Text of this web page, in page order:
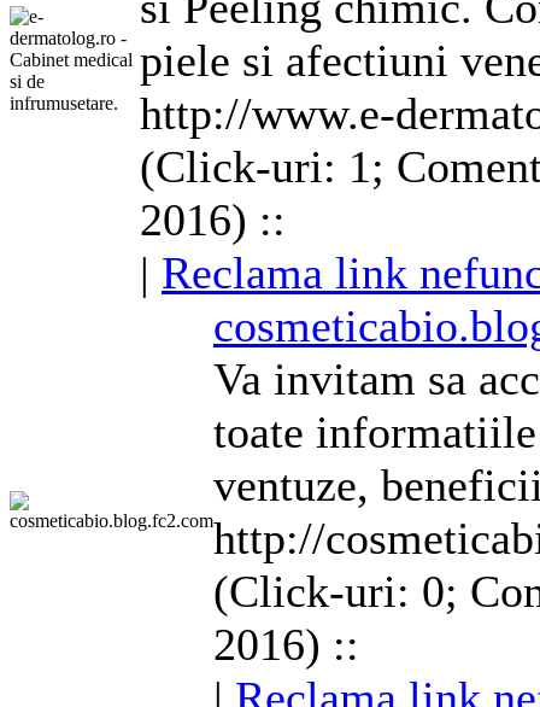
piele si afectiuni
http://www.e-
(Click-uri: 1;
2016) ::
| Reclama link
cosmetica
Va invitam sa
toate informatiile
ventuze,
http://
(Click-uri: 0;
2016) ::